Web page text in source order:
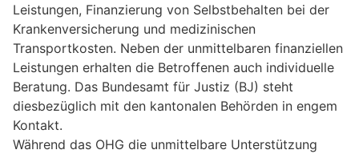
Leistungen, Finanzierung von Selbstbehalten bei der
Krankenversicherung und medizinischen
Transportkosten. Neben der unmittelbaren finanziellen
Leistungen erhalten die Betroffenen auch individuelle
Beratung. Das Bundesamt für Justiz (BJ) steht
diesbezüglich mit den kantonalen Behörden in engem
Kontakt.
Während das OHG die unmittelbare Unterstützung